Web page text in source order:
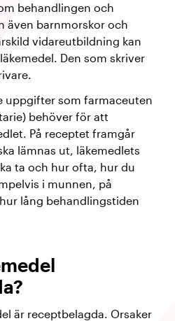
behandlingen och
även barnmorskor och
vidareutbildning kan
Den som skriver
uppgifter som farmaceuten
behöver för att
På receptet framgår
lämnas ut, läkemedlets
ta och hur ofta, hur du
i munnen, på
lång behandlingstiden
är receptbelagda. Orsaker